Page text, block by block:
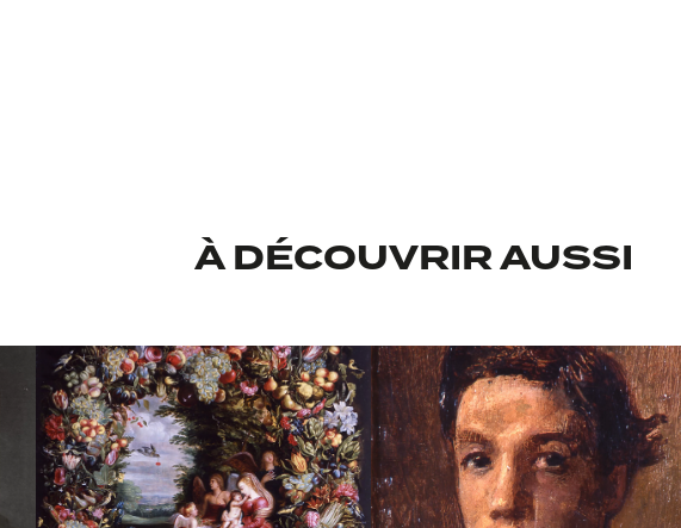
Nom de l'exposition du prêt
Les peintures
Arts de Dijon et de
Date de début du prêt
Date de fin du prêt
À DÉCOUVRIR AUSSI